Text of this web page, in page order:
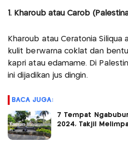
1. Kharoub atau Carob
Kharoub atau Ceratonia Siliqua
kulit berwarna coklat dan
kapri atau edamame. Di
ini dijadikan jus dingin.
BACA JUGA:
7 Tempat
2024, Takjil